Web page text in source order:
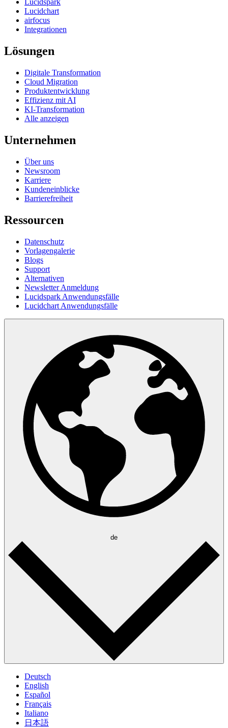
Lucidspark
Lucidchart
airfocus
Integrationen
Lösungen
Digitale Transformation
Cloud Migration
Produktentwicklung
Effizienz mit AI
KI-Transformation
Alle anzeigen
Unternehmen
Über uns
Newsroom
Karriere
Kundeneinblicke
Barrierefreiheit
Ressourcen
Datenschutz
Vorlagengalerie
Blogs
Support
Alternativen
Newsletter Anmeldung
Lucidspark Anwendungsfälle
Lucidchart Anwendungsfälle
de
Deutsch
English
Español
Français
Italiano
日本語